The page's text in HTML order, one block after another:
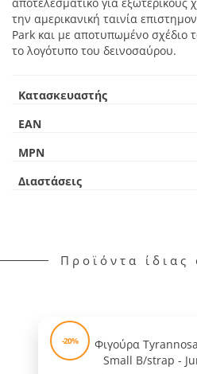
την αμερικανική ταινία
Park και με αποτυπωμένο σχέδιο
το λογότυπο του δεινοσαύρου.
Κατασκευαστής
EAN
MPN
Διαστάσεις
Προϊόντα ίδιας
-20%